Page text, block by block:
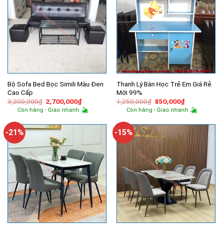
Bộ Sofa Bed Bọc Simili Màu Đen
Cao Cấp
3,200,000₫ Giá
gốc
là:
2,700,000₫Giá
hiện
tại
2,700,000₫.
Còn hàng - Giao nhanh
Thanh Lý Bàn Học Trẻ Em Giá Rẻ
Mới 99%
1,250,000₫ Giá
gốc
là:
850,000₫Giá
hiện
tại
850,000₫.
Còn hàng - Giao nhanh
-21% -15%